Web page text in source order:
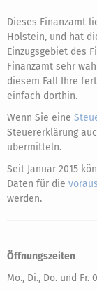
Dieses Finanzamt
Holstein, und hat
Einzugsgebiet des
Finanzamt sehr
diesem Fall Ihre
einfach dorthin.
Wenn Sie eine
Steuererklärung
übermitteln.
Seit Januar 2015
Daten für die
werden.
Öffnungszeiten
Mo., Di., Do. und Fr.